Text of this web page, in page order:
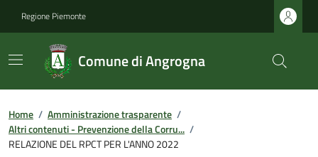
Regione Piemonte
Comune di Angrogna
Home / Amministrazione trasparente /
Altri contenuti - Prevenzione della Corru... /
RELAZIONE DEL RPCT PER L'ANNO 2022